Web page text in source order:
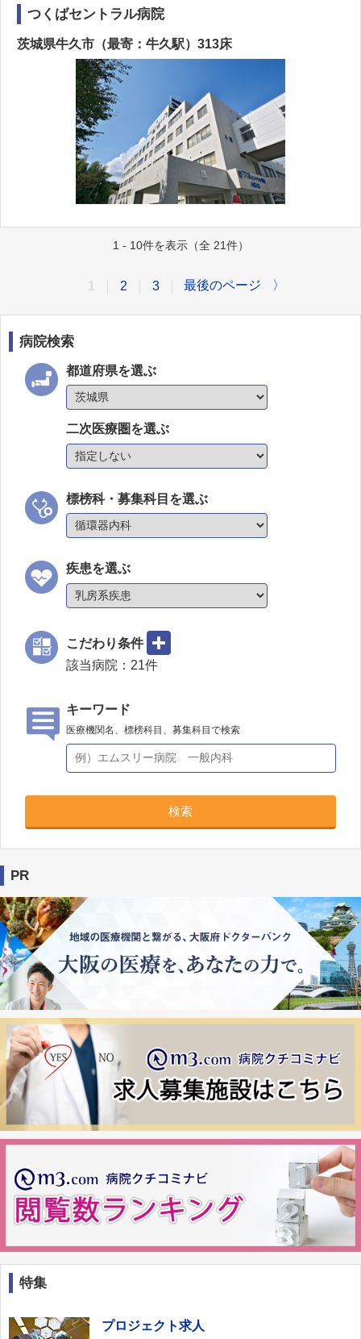
つくばセントラル病院
茨城県牛久市（最寄：牛久駅）313床
1 - 10件を表示（全 21件）
2 3 最後のページ 〉
病院検索
都道府県を選ぶ
二次医療圏を選ぶ
標榜科・募集科目を選ぶ
疾患を選ぶ
こだわり条件
該当病院： 21件
キーワード
医療機関名、標榜科目、募集科目で検索
検索
PR
特集
プロジェクト求人